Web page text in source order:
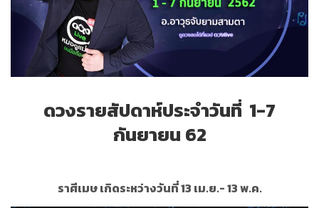
ดวงรายสัปดาห์ประจำวันที่ 1-7
กันยายน 62
ราศีเมษ เกิดระหว่างวันที่ 13 เม.ย.- 13 พ.ค.